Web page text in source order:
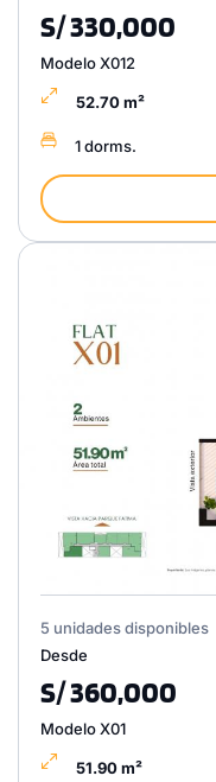
S/ 330,000
Modelo X012
52.70 m²
1 dorms.
5 unidades disponibles
Desde
S/ 360,000
Modelo X01
51.90 m²